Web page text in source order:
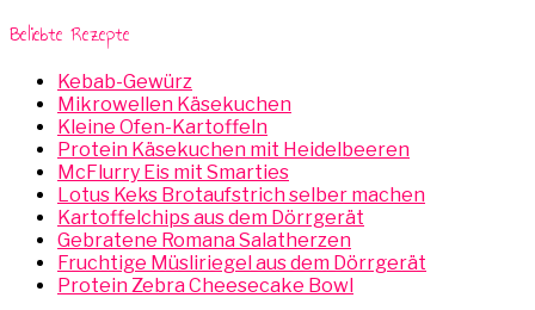
Beliebte Rezepte
Kebab-Gewürz
Mikrowellen Käsekuchen
Kleine Ofen-Kartoffeln
Protein Käsekuchen mit Heidelbeeren
McFlurry Eis mit Smarties
Lotus Keks Brotaufstrich selber machen
Kartoffelchips aus dem Dörrgerät
Gebratene Romana Salatherzen
Fruchtige Müsliriegel aus dem Dörrgerät
Protein Zebra Cheesecake Bowl